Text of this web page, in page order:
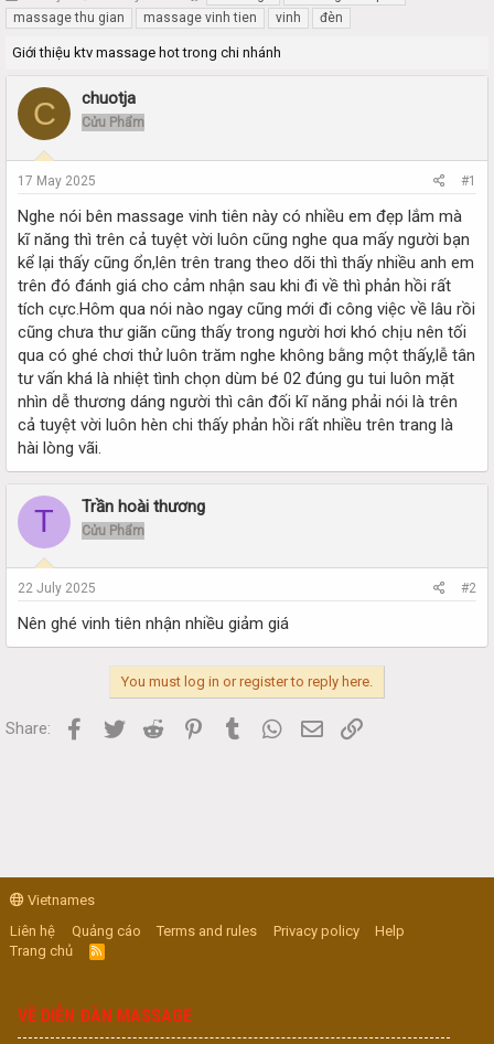
h
r
e
d
t
r
e
t
a
r
d
a
t
massage thu gian
massage vinh tien vinh đèn
Giới thiệu ktv massage hot trong chi nhánh
C chuotja
Cửu Phẩm
17 May 2025 #1
Nghe nói bên massage vinh tiên này có nhiều em đẹp lắm mà
kĩ năng thì trên cả tuyệt vời luôn cũng nghe qua mấy người bạn
kể lại thấy cũng ổn,lên trên trang theo dõi thì thấy nhiều anh em
trên đó đánh giá cho cảm nhận sau khi đi về thì phản hồi rất
tích cực.Hôm qua nói nào ngay cũng mới đi công việc về lâu rồi
cũng chưa thư giãn cũng thấy trong người hơi khó chịu nên tối
qua có ghé chơi thử luôn trăm nghe không bằng một thấy,lễ tân
tư vấn khá là nhiệt tình chọn dùm bé 02 đúng gu tui luôn mặt
nhìn dễ thương dáng người thì cân đối kĩ năng phải nói là trên
cả tuyệt vời luôn hèn chi thấy phản hồi rất nhiều trên trang là
hài lòng vãi.
T Trần hoài thương
Cửu Phẩm
22 July 2025 #2
Nên ghé vinh tiên nhận nhiều giảm giá
You must log in or register to reply here.
Share: Facebook
Twitter Reddit PinterestTumblr WhatsApp
Email
Vietnames
Liên hệ
Quảng cáo Terms and rules Privacy policy
Help
Trang chủ
R
S
VỀ DIỄN ĐÀN MASSAGE